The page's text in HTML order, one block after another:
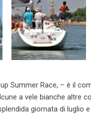
Summer Race, – è il
a vele bianche altre
giornata di luglio